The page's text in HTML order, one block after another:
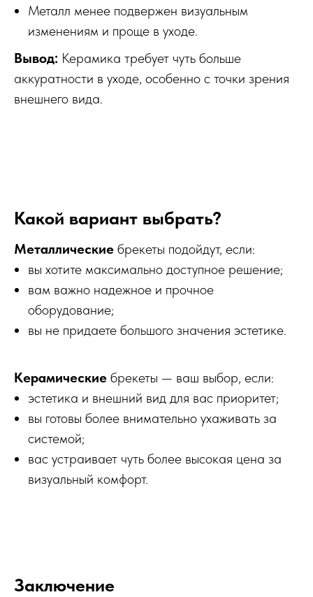
Металл менее подвержен визуальным
изменениям и проще в уходе.
Вывод: Керамика требует чуть больше
аккуратности в уходе, особенно с точки зрения
внешнего вида.
Какой вариант выбрать?
Металлические брекеты подойдут, если:
вы хотите максимально доступное решение;
вам важно надежное и прочное
оборудование;
вы не придаете большого значения эстетике.
Керамические брекеты — ваш выбор, если:
эстетика и внешний вид для вас приоритет;
вы готовы более внимательно ухаживать за
системой;
вас устраивает чуть более высокая цена за
визуальный комфорт.
Заключение